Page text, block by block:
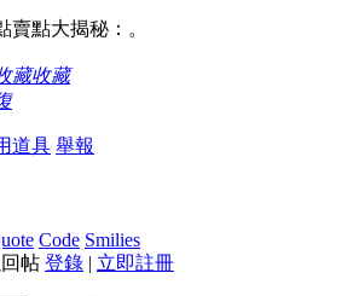
賣點大揭秘：。
收藏
道具 舉報
Code Smilies
帖 登錄 | 立即註冊